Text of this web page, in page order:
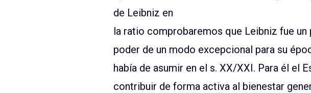
de Leibniz en
la ratio comprobaremos que Leibniz fue
poder de un modo excepcional para su
había de asumir en el s. XX/XXI. Para él el
contribuir de forma activa al bienestar